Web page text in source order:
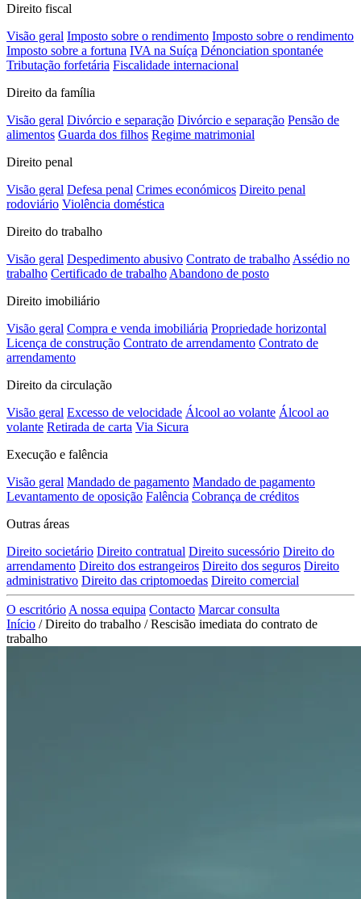
Direito fiscal
Visão geral Imposto sobre o rendimento Imposto sobre o rendimento
Imposto sobre a fortuna IVA na Suíça Dénonciation spontanée
Tributação forfetária Fiscalidade internacional
Direito da família
Visão geral Divórcio e separação Divórcio e separação Pensão de
alimentos Guarda dos filhos Regime matrimonial
Direito penal
Visão geral Defesa penal Crimes económicos Direito penal
rodoviário Violência doméstica
Direito do trabalho
Visão geral Despedimento abusivo Contrato de trabalho Assédio no
trabalho Certificado de trabalho Abandono de posto
Direito imobiliário
Visão geral Compra e venda imobiliária Propriedade horizontal
Licença de construção Contrato de arrendamento Contrato de
arrendamento
Direito da circulação
Visão geral Excesso de velocidade Álcool ao volante Álcool ao
volante Retirada de carta Via Sicura
Execução e falência
Visão geral Mandado de pagamento Mandado de pagamento
Levantamento de oposição Falência Cobrança de créditos
Outras áreas
Direito societário Direito contratual Direito sucessório Direito do
arrendamento Direito dos estrangeiros Direito dos seguros Direito
administrativo Direito das criptomoedas Direito comercial
O escritório A nossa equipa Contacto Marcar consulta
Início / Direito do trabalho / Rescisão imediata do contrato de
trabalho